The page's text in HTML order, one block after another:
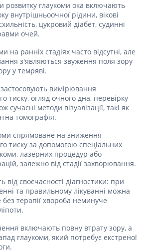
розвитку глаукоми ока включають
внутрішньоочної рідини, вікові
цукровий діабет, судинні
очей.
на ранніх стадіях часто відсутні, але
з'являються звуження поля зору
у темряві.
вимірювання
тиску, огляд очного дна, перевірку
сучасні методи візуалізації, такі як
томографія.
спрямоване на зниження
тиску за допомогою спеціальних
лазерних процедур або
залежно від стадії захворювання.
від своєчасності діагностики: при
та правильному лікуванні можна
без терапії хвороба неминуче
включають повну втрату зору, а
глаукоми, який потребує екстреної